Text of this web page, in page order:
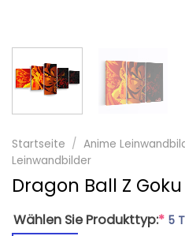
Startseite / Anime
Leinwandbilder
Dragon Ball Z
Wählen Sie Produkttyp:* 5